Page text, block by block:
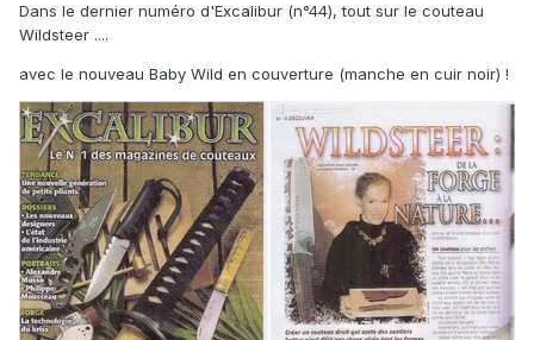
Dans le dernier numéro d'Excalibur (n°44), tout sur le couteau
Wildsteer ....
avec le nouveau Baby Wild en couverture (manche en cuir noir) !